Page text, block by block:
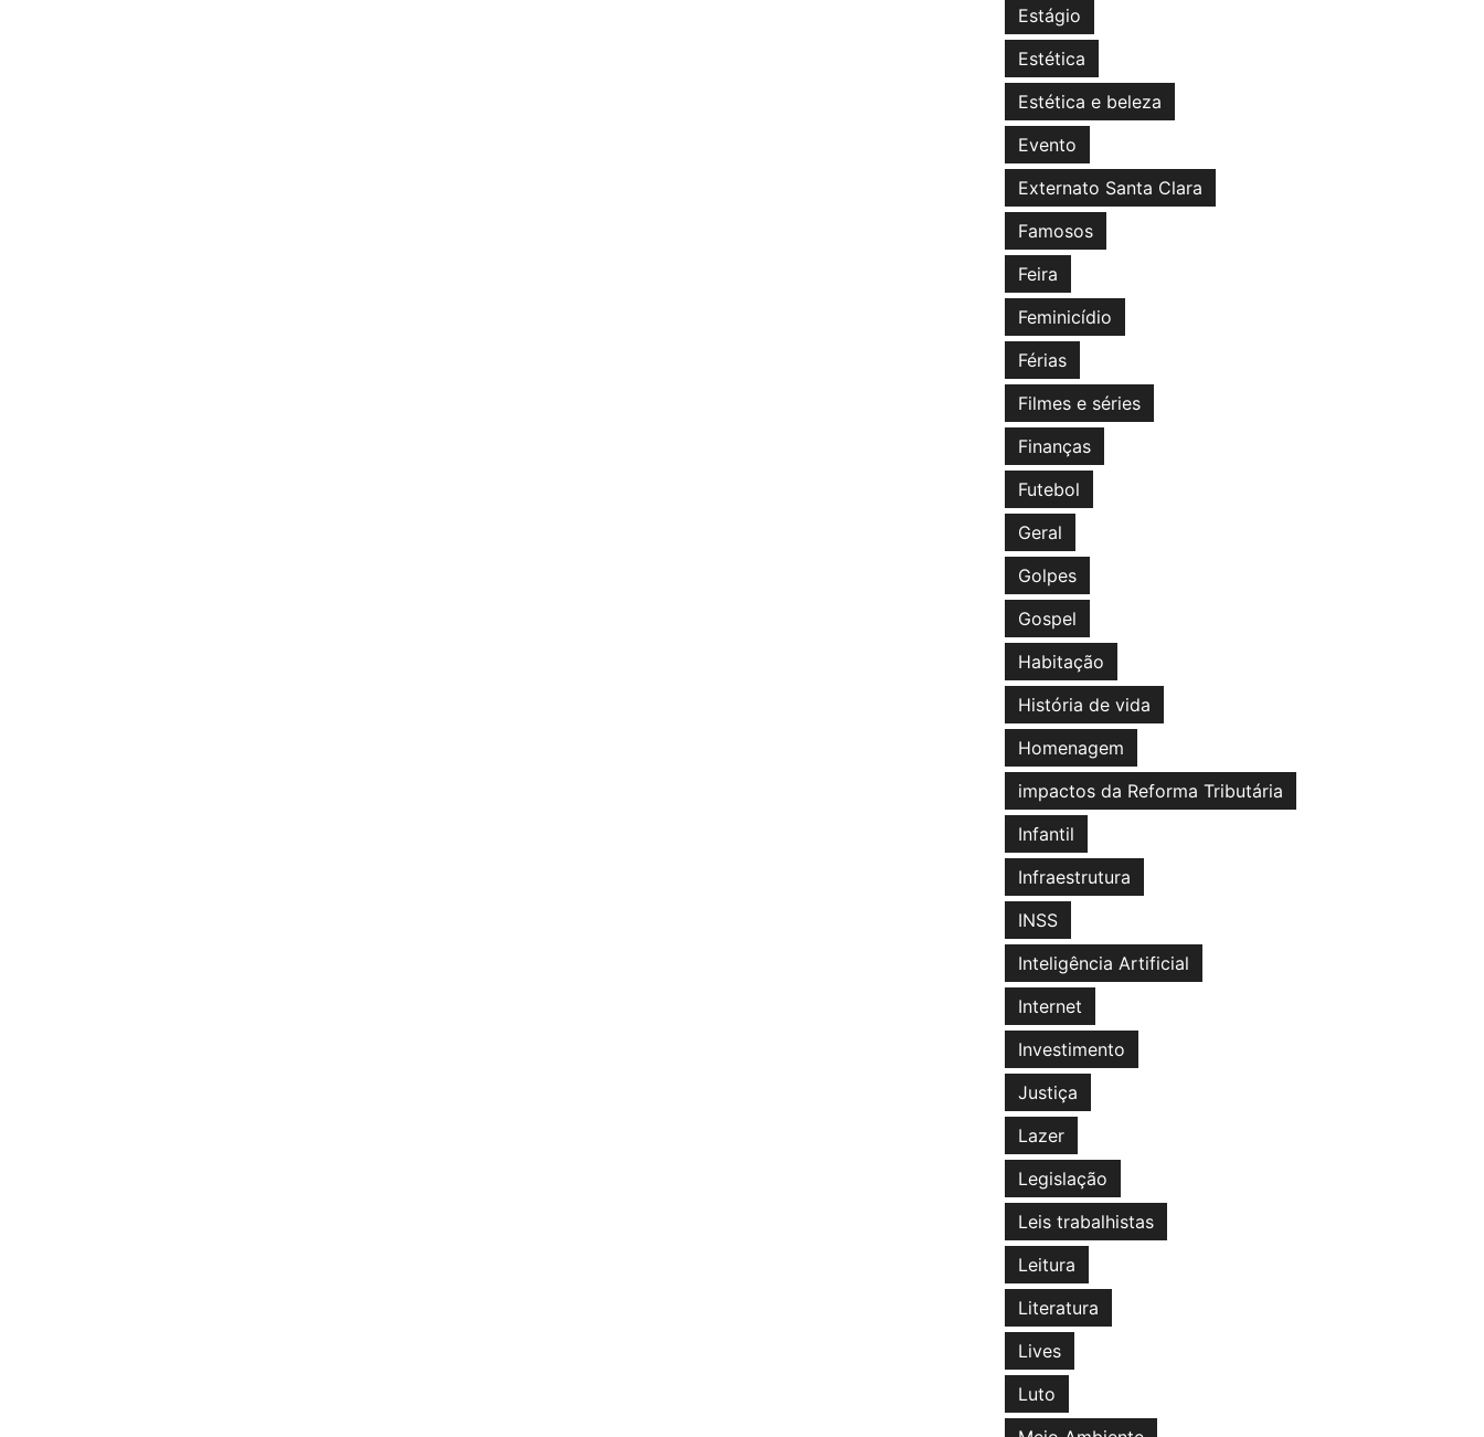
Estágio
Estética
Estética e beleza
Evento
Externato Santa Clara
Famosos
Feira
Feminicídio
Férias
Filmes e séries
Finanças
Futebol
Geral
Golpes
Gospel
Habitação
História de vida
Homenagem
impactos da Reforma Tributária
Infantil
Infraestrutura
INSS
Inteligência Artificial
Internet
Investimento
Justiça
Lazer
Legislação
Leis trabalhistas
Leitura
Literatura
Lives
Luto